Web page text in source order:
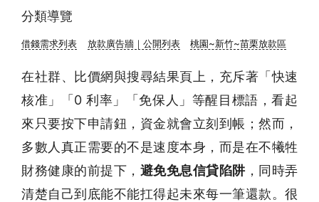
分類導覽
借錢需求列表 放款廣告牆｜公開列表 桃園~新竹~苗栗放款區
在社群、比價網與搜尋結果頁上，充斥著「快速
核准」「0 利率」「免保人」等醒目標語，看起
來只要按下申請鈕，資金就會立刻到帳；然而，
多數人真正需要的不是速度本身，而是在不犧牲
財務健康的前提下， 避免免息信貸陷阱，同時弄
清楚自己到底能不能扛得起未來每一筆還款。很